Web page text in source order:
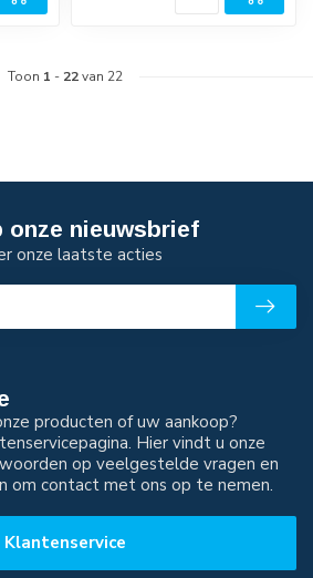
Toon 1 - 22van 22
producten of uw aankoop?
Hier vindt u onze
op veelgestelde vragen en
om contact met ons op te nemen.
Klantenservice
onze nieuwsbrief
onze laatste acties